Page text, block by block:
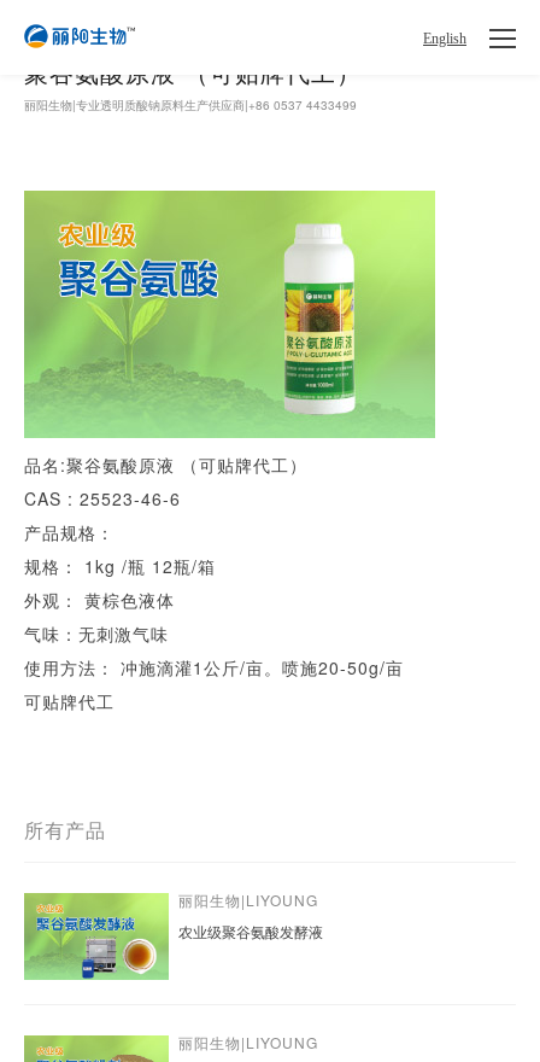
English
聚谷氨酸原液 （可贴牌代工）
丽阳生物|专业透明质酸钠原料生产供应商|+86 0537 4433499
品名:聚谷氨酸原液 （可贴牌代工）
CAS : 25523-46-6
产品规格：
规格： 1kg /瓶 12瓶/箱
外观： 黄棕色液体
气味：无刺激气味
使用方法： 冲施滴灌1公斤/亩。喷施20-50g/亩
可贴牌代工
所有产品
丽阳生物|LIYOUNG
农业级聚谷氨酸发酵液
丽阳生物|LIYOUNG